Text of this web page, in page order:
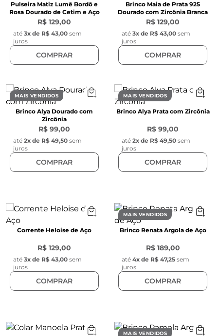
Pulseira Matiz Lumê Bordô e
Rosa Dourado de Cetim e Aço
R$ 129,00
até 3x de R$ 43,00 sem
juros
COMPRAR
Brinco Maia de Prata 925
Dourado com Zircônia Branca
R$ 129,00
até 3x de R$ 43,00 sem
juros
COMPRAR
MAIS VENDIDOS
Brinco Alya Dourado com
Zircônia
R$ 99,00
até 2x de R$ 49,50 sem
juros
COMPRAR
MAIS VENDIDOS
Brinco Alya Prata com Zircônia
R$ 99,00
até 2x de R$ 49,50 sem
juros
COMPRAR
Corrente Heloise de Aço
R$ 129,00
até 3x de R$ 43,00 sem
juros
COMPRAR
MAIS VENDIDOS
Brinco Renata Argola de Aço
R$ 189,00
até 4x de R$ 47,25 sem
juros
COMPRAR
MAIS VENDIDOS